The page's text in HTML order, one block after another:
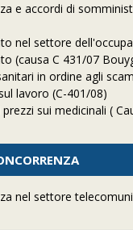
e accordi di
nel settore
(causa C 431/07
in ordine agli
lavoro (C-401/08)
sui medicinali (
nel settore